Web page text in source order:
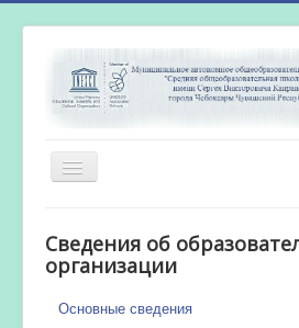
Включить/
выключить
Новости
Сведения об
организации
Основные сведения